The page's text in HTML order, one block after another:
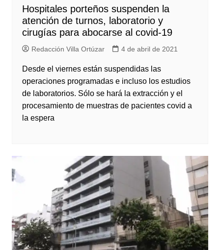
Hospitales porteños suspenden la
atención de turnos, laboratorio y
cirugías para abocarse al covid-19
Redacción Villa Ortúzar 4 de abril de 2021
Desde el viernes están suspendidas las
operaciones programadas e incluso los estudios
de laboratorios. Sólo se hará la extracción y el
procesamiento de muestras de pacientes covid a
la espera